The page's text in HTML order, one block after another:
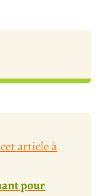
article à
pour